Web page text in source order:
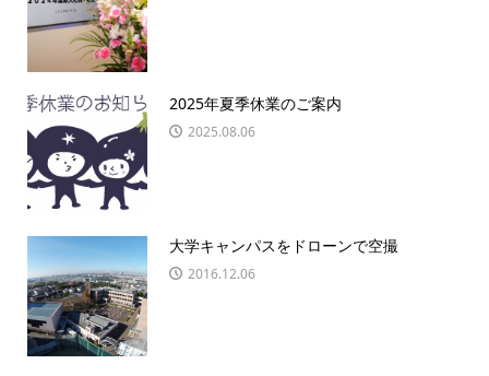
2025年夏季休業のご案内
2025.08.06
大学キャンパスをドローンで空撮
2016.12.06